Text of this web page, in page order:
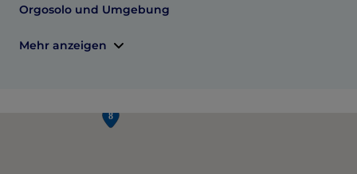
Orgosolo und Umgebung
Mehr anzeigen